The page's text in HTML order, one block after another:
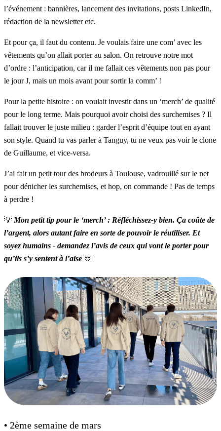
l’événement : bannières, lancement des invitations, posts LinkedIn,
rédaction de la newsletter etc.
Et pour ça, il faut du contenu. Je voulais faire une com’ avec les
vêtements qu’on allait porter au salon. On retrouve notre mot
d’ordre : l’anticipation, car il me fallait ces vêtements non pas pour
le jour J, mais un mois avant pour sortir la comm’ !
Pour la petite histoire : on voulait investir dans un ‘merch’ de qualité
pour le long terme. Mais pourquoi avoir choisi des surchemises ? Il
fallait trouver le juste milieu : garder l’esprit d’équipe tout en ayant
son style. Quand tu vas parler à Tanguy, tu ne veux pas voir le clone
de Guillaume, et vice-versa.
J’ai fait un petit tour des brodeurs à Toulouse, vadrouillé sur le net
pour dénicher les surchemises, et hop, on commande ! Pas de temps
à perdre !
💡 Mon petit tip pour le ‘merch’ : Réfléchissez-y bien. Ça coûte de
l’argent, alors autant faire en sorte de pouvoir le réutiliser. Et
soyez humains - demandez l’avis de ceux qui vont le porter pour
qu’ils s’y sentent à l’aise 🫶
• 2ème semaine de mars